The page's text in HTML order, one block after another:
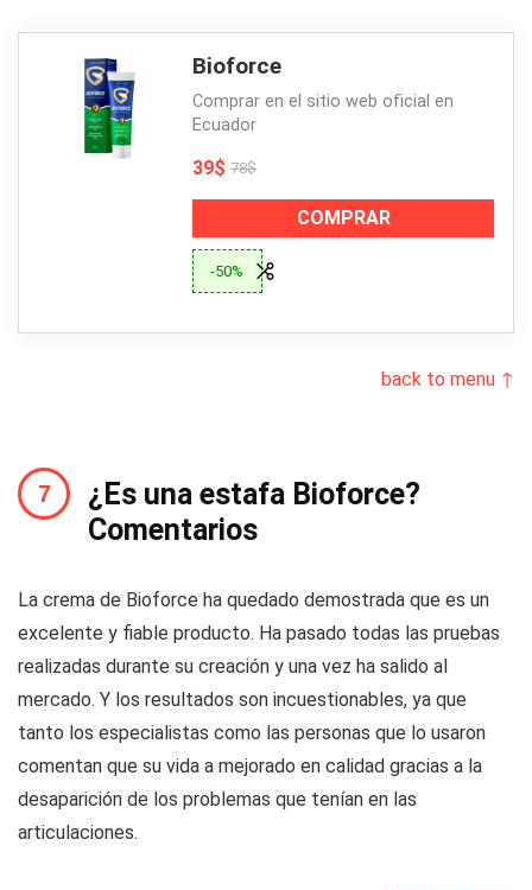
Bioforce
Comprar en el sitio web oficial en
Ecuador
39$ 78$
COMPRAR
-50%
back to menu ↑
¿Es una estafa Bioforce?
Comentarios
La crema de Bioforce ha quedado demostrada que es un
excelente y fiable producto. Ha pasado todas las pruebas
realizadas durante su creación y una vez ha salido al
mercado. Y los resultados son incuestionables, ya que
tanto los especialistas como las personas que lo usaron
comentan que su vida a mejorado en calidad gracias a la
desaparición de los problemas que tenían en las
articulaciones.